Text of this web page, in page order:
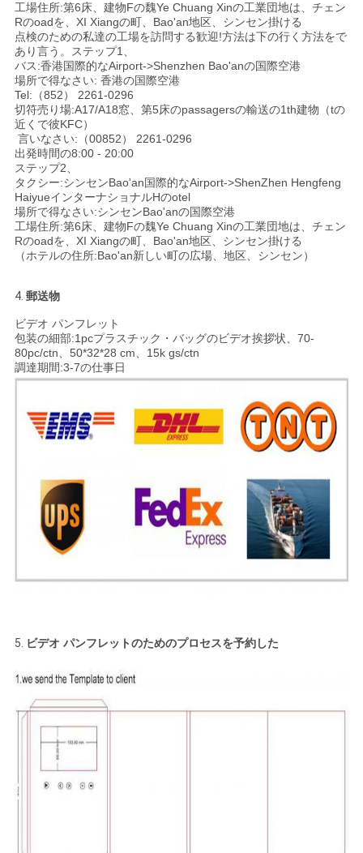
工場住所:第6床、建物Fの魏Ye Chuang Xinの工業団地は、チェン
Rのoadを、XI Xiangの町、Bao'an地区、シンセン掛ける
点検のための私達の工場を訪問する歓迎!方法は下の行く方法をで
あり言う。ステップ1、
バス:香港国際的なAirport->Shenzhen Bao'anの国際空港
場所で得なさい: 香港の国際空港
Tel:（852） 2261-0296
切符売り場:A17/A18窓、第5床のpassagersの輸送の1th建物（tの
近くで彼KFC）
言いなさい:（00852） 2261-0296
出発時間の8:00 - 20:00
ステップ2、
タクシー:シンセンBao'an国際的なAirport->ShenZhen Hengfeng
HaiyueインターナショナルHのotel
場所で得なさい:シンセンBao'anの国際空港
工場住所:第6床、建物Fの魏Ye Chuang Xinの工業団地は、チェン
Rのoadを、XI Xiangの町、Bao'an地区、シンセン掛ける
（ホテルの住所:Bao'an新しい町の広場、地区、シンセン）
4. 郵送物
ビデオ パンフレット
包装の細部:1pcプラスチック・バッグのビデオ挨拶状、70-
80pc/ctn、50*32*28 cm、15k gs/ctn
調達期間:3-7の仕事日
5. ビデオ パンフレットのためのプロセスを予約した